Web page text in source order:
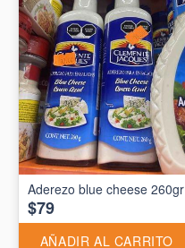
Aderezo blue cheese 260gr
$79
AÑADIR AL CARRITO